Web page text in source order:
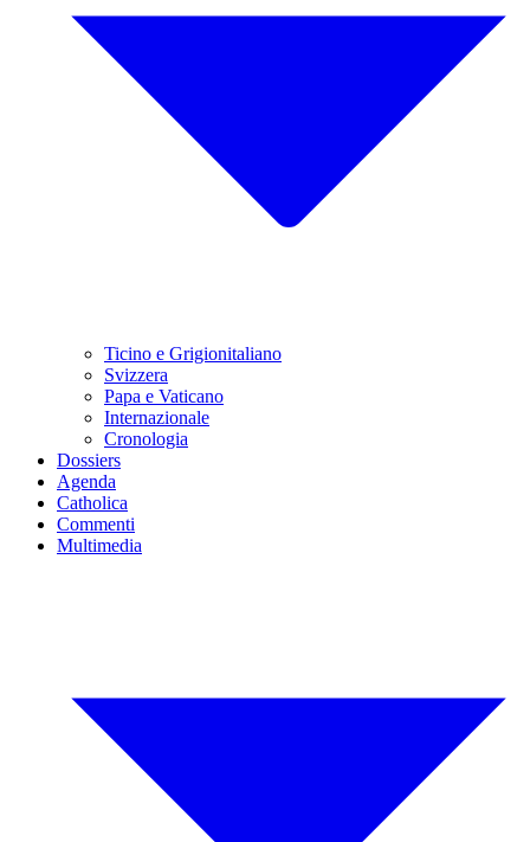
Ticino e Grigionitaliano
Svizzera
Papa e Vaticano
Internazionale
Cronologia
Dossiers
Agenda
Catholica
Commenti
Multimedia